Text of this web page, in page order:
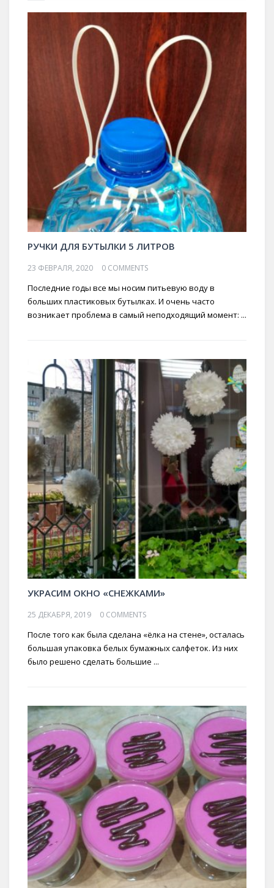
РУЧКИ ДЛЯ БУТЫЛКИ 5 ЛИТРОВ
23 ФЕВРАЛЯ, 2020 0 COMMENTS
Последние годы все мы носим питьевую воду в
больших пластиковых бутылках. И очень часто
возникает проблема в самый неподходящий момент: ...
УКРАСИМ ОКНО «СНЕЖКАМИ»
25 ДЕКАБРЯ, 2019 0 COMMENTS
После того как была сделана «ёлка на стене», осталась
большая упаковка белых бумажных салфеток. Из них
было решено сделать большие ...